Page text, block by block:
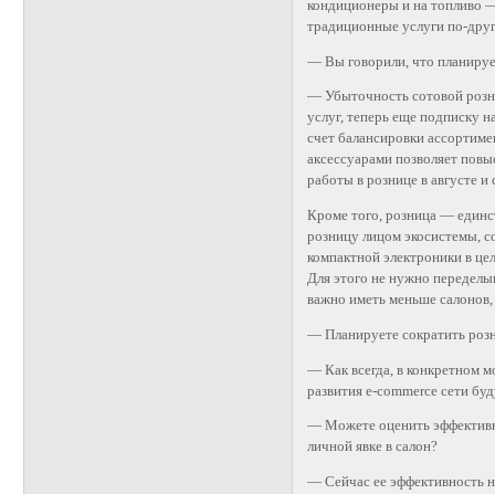
кондиционеры и на топливо
традиционные услуги по-
— Вы говорили, что
— Убыточность сотовой
услуг, теперь еще подписку
счет балансировки
аксессуарами позволяет
работы в рознице в августе
Кроме того, розница —
розницу лицом экосистемы,
компактной электроники в
Для этого не нужно
важно иметь меньше
— Планируете сократить
— Как всегда, в конкретном
развития e-commerce сети
— Можете оценить
личной явке в салон?
— Сейчас ее эффективность